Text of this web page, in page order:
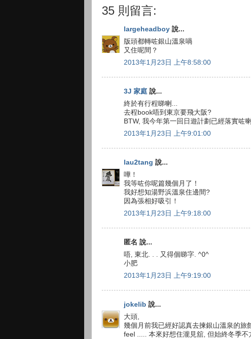
35 則留言:
largeheadboy 說...
版頭都轉咗銀山溫泉喎
又住呢間？
2013年1月23日 上午8:58:00
3J 家庭 說...
終於有行程睇喇...
去程book唔到東京要飛大阪?
BTW, 我今年第一回日遊計劃已經落實咗
2013年1月23日 上午9:01:00
lau2tang 說...
嘩！
我等咗你呢篇幾個月了！
我好想知湯野浜溫泉住邊間?
因為張相好吸引！
2013年1月23日 上午9:18:00
匿名 說...
唔, 東北. . . 又得個睇字. ^0^
小肥
2013年1月23日 上午9:19:00
jokelib 說...
大頭,
幾個月前我已經好認真去揀銀山溫泉的旅
feel ..... 本來好想住瀧見舘, 但始終冬季